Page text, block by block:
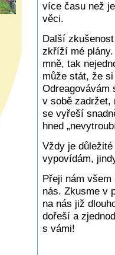
více času než
věci.
Další
zkříží mé
mně, tak
může stát, že
Odreagovávám
v sobě
se vyřeší
hned
Vždy je
vypovídám,
Přeji nám
nás. Zkusme v
na nás již
dořeší a
s vámi!